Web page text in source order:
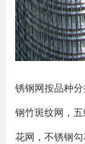
锈钢网按品种
钢竹斑纹网，
花网，不锈钢